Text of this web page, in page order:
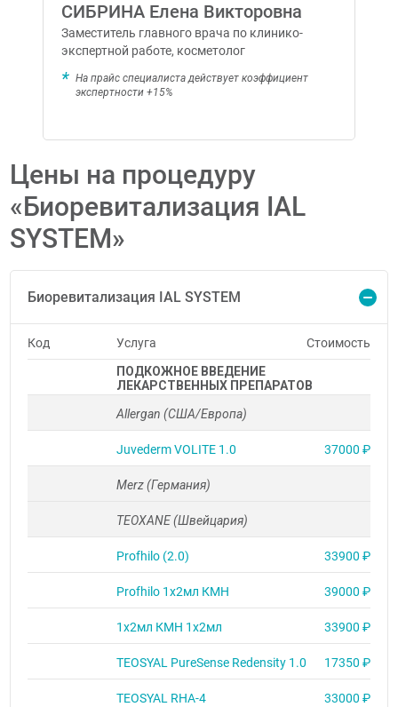
СИБРИНА Елена Викторовна
Заместитель главного врача по клинико-
экспертной работе, косметолог
На прайс специалиста действует коэффициент
экспертности +15%
Цены на процедуру
«Биоревитализация IAL
SYSTEM»
Биоревитализация IAL SYSTEM
Код Услуга
Стоимость
ПОДКОЖНОЕ ВВЕДЕНИЕ
ЛЕКАРСТВЕННЫХ ПРЕПАРАТОВ
Allergan (США/Европа)
Juvederm VOLITE 1.0 37000 ₽
Merz (Германия)
TEOXANE (Швейцария)
Profhilo (2.0) 33900 ₽
Profhilo 1х2мл КМН 39000 ₽
1х2мл КМН 1х2мл 33900 ₽
TEOSYAL PureSense Redensity 1.0 17350 ₽
TEOSYAL RHA-4 33000 ₽